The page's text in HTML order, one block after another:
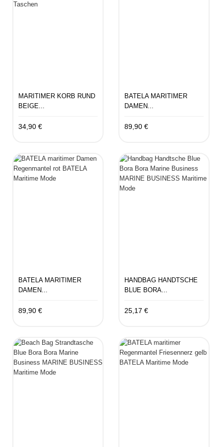
MARITIMER KORB RUND
BEIGE...
34,90 €
BATELA MARITIMER
DAMEN...
89,90 €
BATELA MARITIMER
DAMEN...
89,90 €
HANDBAG HANDTSCHE
BLUE BORA...
25,17 €